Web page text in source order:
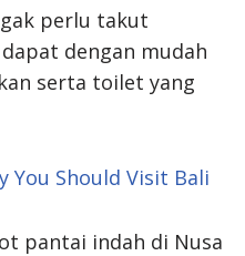
perlu takut
dengan mudah
serta toilet yang
You Should Visit Bali
pantai indah di Nusa